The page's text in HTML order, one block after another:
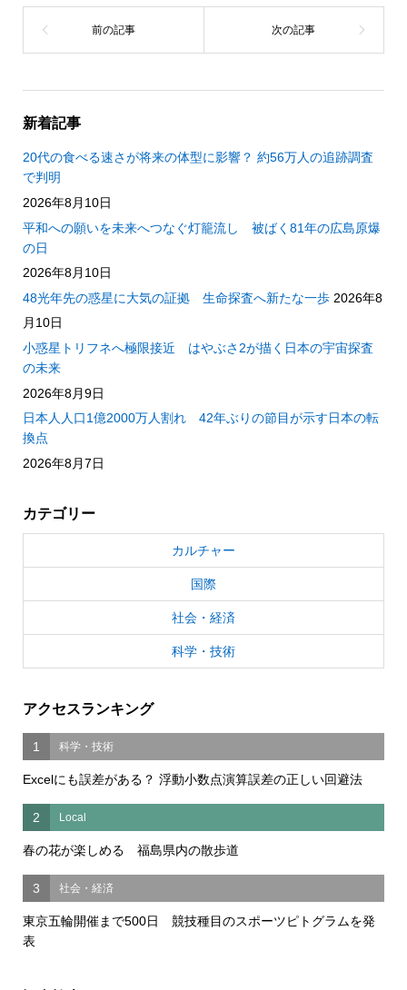
新着記事
20代の食べる速さが将来の体型に影響？ 約56万人の追跡調査
で判明
2026年8月10日
平和への願いを未来へつなぐ灯籠流し 被ばく81年の広島原爆
の日
2026年8月10日
48光年先の惑星に大気の証拠 生命探査へ新たな一歩 2026年8
月10日
小惑星トリフネへ極限接近 はやぶさ2が描く日本の宇宙探査
の未来
2026年8月9日
日本人人口1億2000万人割れ 42年ぶりの節目が示す日本の転
換点
2026年8月7日
カテゴリー
カルチャー
国際
社会・経済
科学・技術
アクセスランキング
1 科学・技術
Excelにも誤差がある？ 浮動小数点演算誤差の正しい回避法
2 Local
春の花が楽しめる 福島県内の散歩道
3 社会・経済
東京五輪開催まで500日 競技種目のスポーツピトグラムを発
表